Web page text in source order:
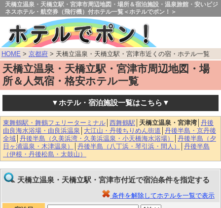
天橋立温泉・天橋立駅・宮津市周辺地図・場所＆宿泊施設・温泉旅館・安いビジ
ネスホテル・航空券（飛行機）付ホテル一覧＜ホテルでポン！＞
HOME > 京都府 > 天橋立温泉・天橋立駅・宮津市近くの宿・ホテル一覧
天橋立温泉・天橋立駅・宮津市周辺地図・場
所＆人気宿・格安ホテル一覧
▼ホテル・宿泊施設一覧はこちら▼
東舞鶴駅・舞鶴フェリーターミナル 西舞鶴駅 天橋立温泉・宮津湾 丹後
由良海水浴場・由良浜温泉
大江山・丹後ちりめん街道 丹後半島・京丹後
全域 丹後半島（久美浜湾・久美浜温泉・小天橋海水浴場）
丹後半島（夕
日ヶ浦温泉・木津温泉）
丹後半島（八丁浜・琴引浜・間人）
丹後半島
（伊根・丹後松島・太鼓山）
天橋立温泉・天橋立駅・宮津市付近で宿泊条件を指定する
条件を解除してホテルを一覧で表示